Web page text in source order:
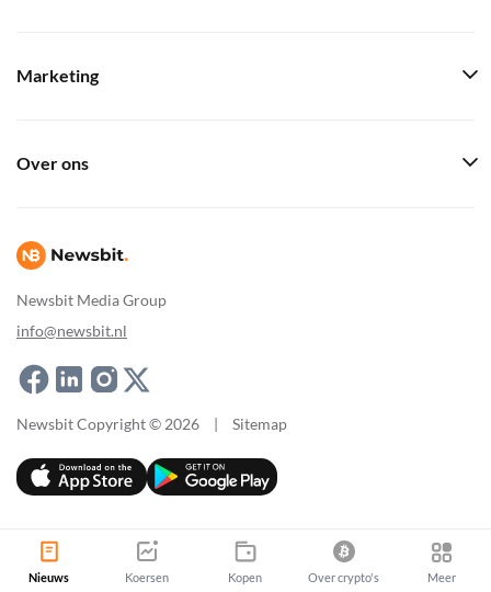
Newsbit Media Group
info@newsbit.nl
Marketing
Over ons
Newsbit Copyright © 2026 | Sitemap
Nieuws Koersen Kopen Over crypto's Meer